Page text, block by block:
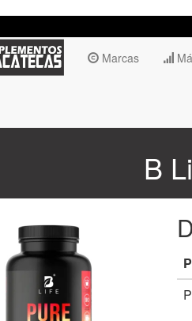
Marcas
B